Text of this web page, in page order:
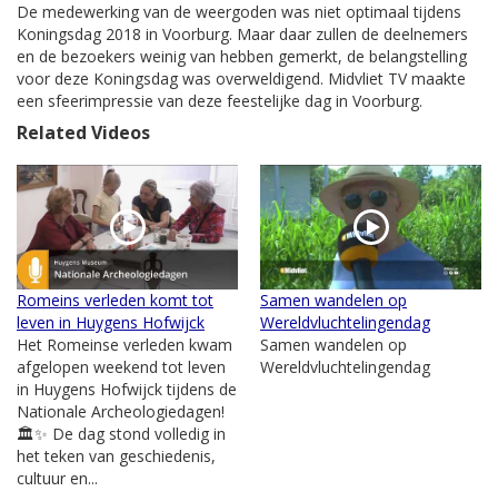
De medewerking van de weergoden was niet optimaal tijdens
Koningsdag 2018 in Voorburg. Maar daar zullen de deelnemers
en de bezoekers weinig van hebben gemerkt, de belangstelling
voor deze Koningsdag was overweldigend. Midvliet TV maakte
een sfeerimpressie van deze feestelijke dag in Voorburg.
Related Videos
Romeins verleden komt tot
leven in Huygens Hofwijck
Het Romeinse verleden kwam
afgelopen weekend tot leven
in Huygens Hofwijck tijdens de
Nationale Archeologiedagen!
🏛️✨ De dag stond volledig in
het teken van geschiedenis,
cultuur en...
Samen wandelen op
Wereldvluchtelingendag
Samen wandelen op
Wereldvluchtelingendag